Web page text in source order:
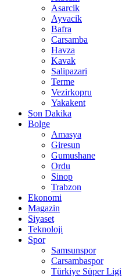
Asarcik
Ayvacik
Bafra
Carsamba
Havza
Kavak
Salipazari
Terme
Vezirkopru
Yakakent
Son Dakika
Bolge
Amasya
Giresun
Gumushane
Ordu
Sinop
Trabzon
Ekonomi
Magazin
Siyaset
Teknoloji
Spor
Samsunspor
Carsambaspor
Türkiye Süper Ligi